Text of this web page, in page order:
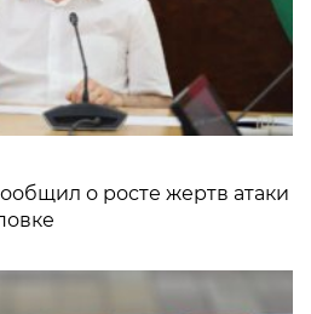
о росте жертв атаки